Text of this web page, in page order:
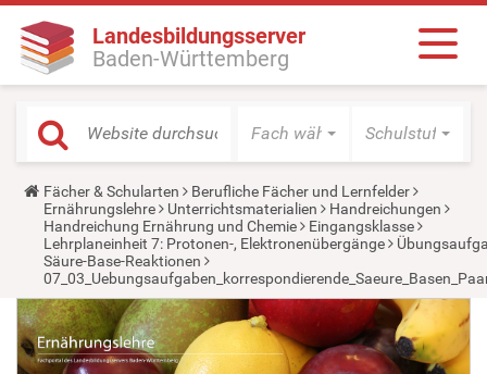
Landesbildungsserver
Baden-Württemberg
Fach wählen Schulstufe
Y
o
u
a
r
e
h
e
r
e
:
Fächer & Schularten
Berufliche Fächer und Lernfelder
Ernährungslehre
Unterrichtsmaterialien
Handreichungen
Handreichung Ernährung und Chemie
Eingangsklasse
Lehrplaneinheit 7: Protonen-, Elektronenübergänge
Säure-Base-Reaktionen